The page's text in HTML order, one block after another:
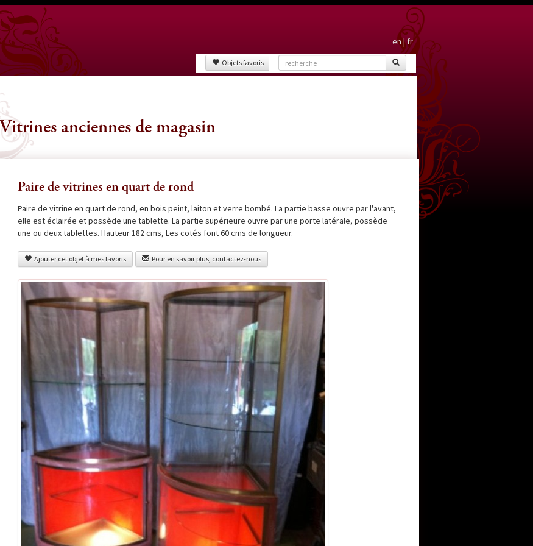
en|fr
Objets favoris
Vitrines anciennes de magasin
Paire de vitrines en quart de rond
Paire de vitrine en quart de rond, en bois peint, laiton et verre bombé. La partie basse ouvre par l'avant,
elle est éclairée et possède une tablette. La partie supérieure ouvre par une porte latérale, possède
une ou deux tablettes. Hauteur 182 cms, Les cotés font 60 cms de longueur.
Ajouter cet objet à mes favoris Pour en savoir plus, contactez-nous